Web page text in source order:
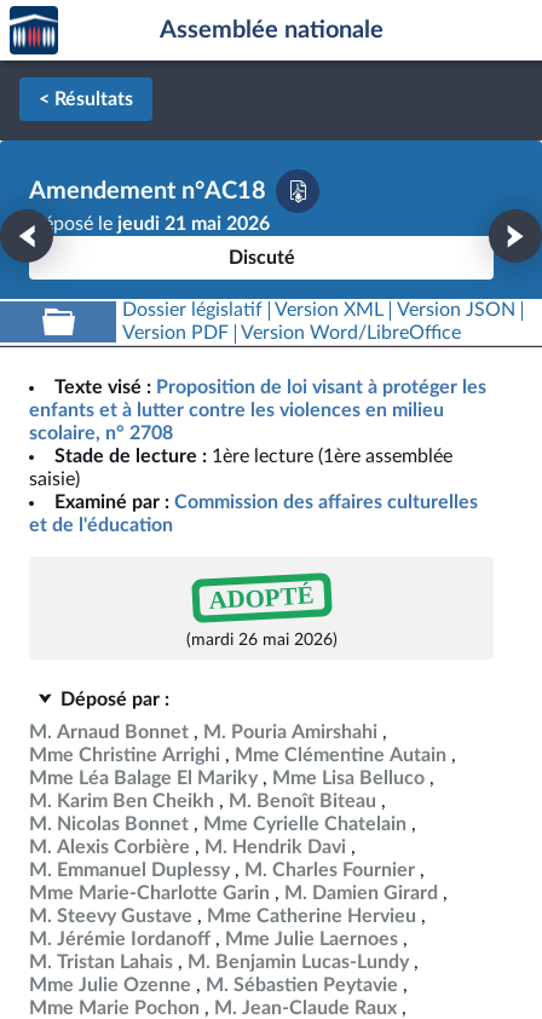
Aller au contenu
Aller en bas de la page
Accèder
à la
page
d'accueil
Assemblée nationale
< Résultats
Amendement n°AC18
Déposé le jeudi 21 mai 2026
Discuté
Dossier législatif Version XML
Version JSON
Version PDF
Version Word/LibreOffice
Texte visé : Proposition de loi visant à protéger les
enfants et à lutter contre les violences en milieu
scolaire, n° 2708
Stade de lecture : 1ère lecture (1ère assemblée
saisie)
Examiné par : Commission des affaires culturelles
et de l'éducation
ADOPTÉ
(mardi 26 mai 2026)
Déposé par :
M. Arnaud Bonnet
M. Pouria Amirshahi
Mme Christine Arrighi
Mme Clémentine Autain
Mme Léa Balage El Mariky
Mme Lisa Belluco
M. Karim Ben Cheikh
M. Benoît Biteau
M. Nicolas Bonnet
Mme Cyrielle Chatelain
M. Alexis Corbière
M. Hendrik Davi
M. Emmanuel Duplessy
M. Charles Fournier
Mme Marie-Charlotte Garin
M. Damien Girard
M. Steevy Gustave
Mme Catherine Hervieu
M. Jérémie Iordanoff
Mme Julie Laernoes
M. Tristan Lahais
M. Benjamin Lucas-Lundy
Mme Julie Ozenne
M. Sébastien Peytavie
Mme Marie Pochon
M. Jean-Claude Raux